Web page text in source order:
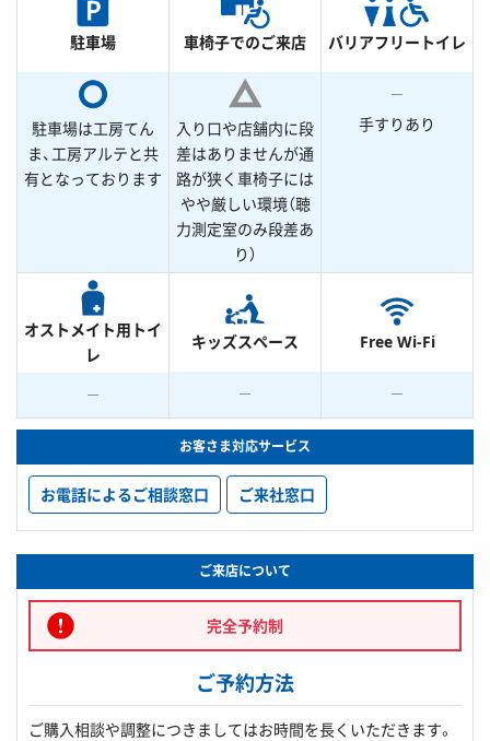
駐車場
駐車場は工房てん
ま、工房アルテと共
有となっております
車椅子でのご来店
入り口や店舗内に段
差はありませんが通
路が狭く車椅子には
やや厳しい環境（聴
力測定室のみ段差あ
り）
バリアフリートイレ
手すりあり
オストメイト用トイ
レ
キッズスペース Free Wi-Fi
お客さま対応サービス
お電話によるご相談窓口 ご来社窓口
ご来店について
完全予約制
ご予約方法
ご購入相談や調整につきましてはお時間を長くいただきます。